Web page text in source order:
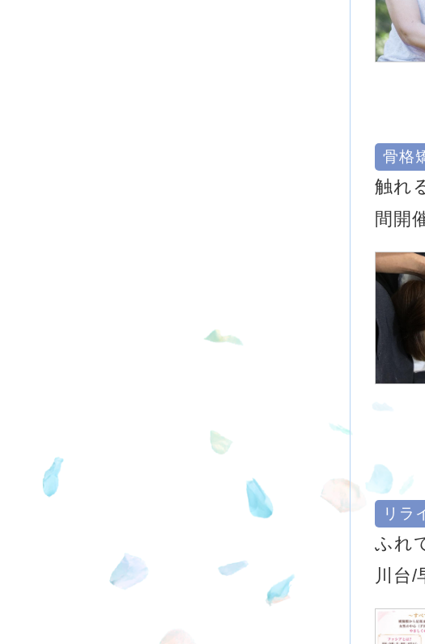
骨格
触れ
間開
リラ
ふれ
川台/